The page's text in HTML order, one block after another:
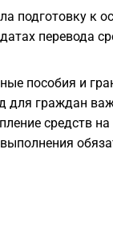
подготовку к
перевода
пособия и
для граждан
средств на